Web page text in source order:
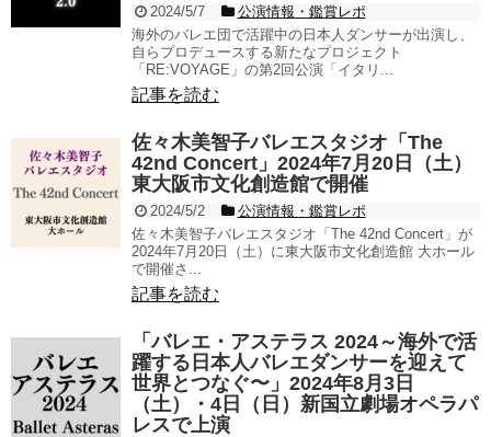
2024/5/7
公演情報・鑑賞レポ
海外のバレエ団で活躍中の日本人ダンサーが出演し、
自らプロデュースする新たなプロジェクト
「RE:VOYAGE」の第2回公演「イタリ...
記事を読む
佐々木美智子バレエスタジオ「The
42nd Concert」2024年7月20日（土）
東大阪市文化創造館で開催
2024/5/2
公演情報・鑑賞レポ
佐々木美智子バレエスタジオ「The 42nd Concert」が
2024年7月20日（土）に東大阪市文化創造館 大ホール
で開催さ...
記事を読む
「バレエ・アステラス 2024～海外で活
躍する日本人バレエダンサーを迎えて
世界とつなぐ〜」2024年8月3日
（土）・4日（日）新国立劇場オペラパ
レスで上演